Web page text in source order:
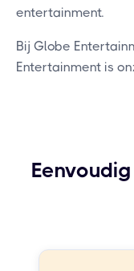
entertainment.
Bij Globe
Entertainment is